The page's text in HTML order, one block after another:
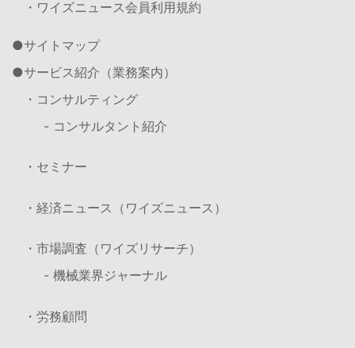
・ワイズニュース会員利用規約
サイトマップ
サービス紹介（業務案内）
・コンサルティング
- コンサルタント紹介
・セミナー
・経済ニュース（ワイズニュース）
・市場調査（ワイズリサーチ）
- 機械業界ジャーナル
・労務顧問